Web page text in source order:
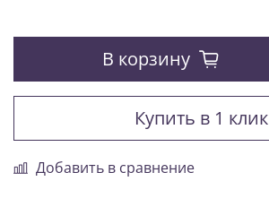
В корзину
Купить в 1 клик
Добавить в сравнение